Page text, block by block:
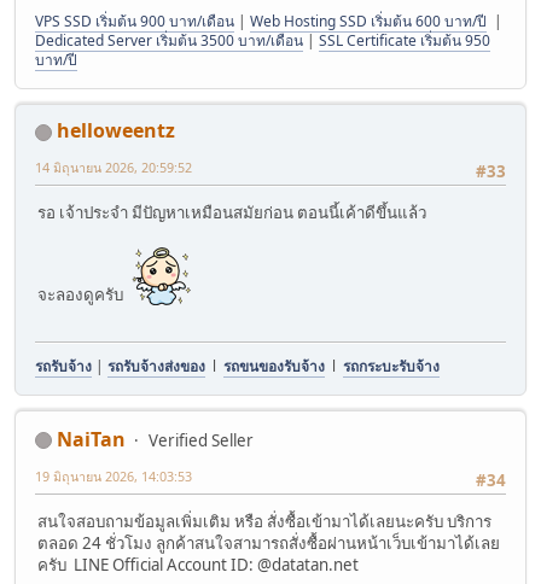
VPS SSD เริ่มต้น 900 บาท/เดือน | Web Hosting SSD เริ่มต้น 600 บาท/ปี |
Dedicated Server เริ่มต้น 3500 บาท/เดือน | SSL Certificate เริ่มต้น 950
บาท/ปี
helloweentz
#33
14 มิถุนายน 2026, 20:59:52
รอ เจ้าประจำ มีปัญหาเหมือนสมัยก่อน ตอนนี้เค้าดีขึ้นแล้ว
จะลองดูครับ
รถรับจ้าง | รถรับจ้างส่งของ l รถขนของรับจ้าง l รถกระบะรับจ้าง
NaiTan
Verified Seller
#34
19 มิถุนายน 2026, 14:03:53
สนใจสอบถามข้อมูลเพิ่มเติม หรือ สั่งซื้อเข้ามาได้เลยนะครับ บริการ
ตลอด 24 ชั่วโมง ลูกค้าสนใจสามารถสั่งซื้อผ่านหน้าเว็บเข้ามาได้เลย
ครับ LINE Official Account ID: @datatan.net